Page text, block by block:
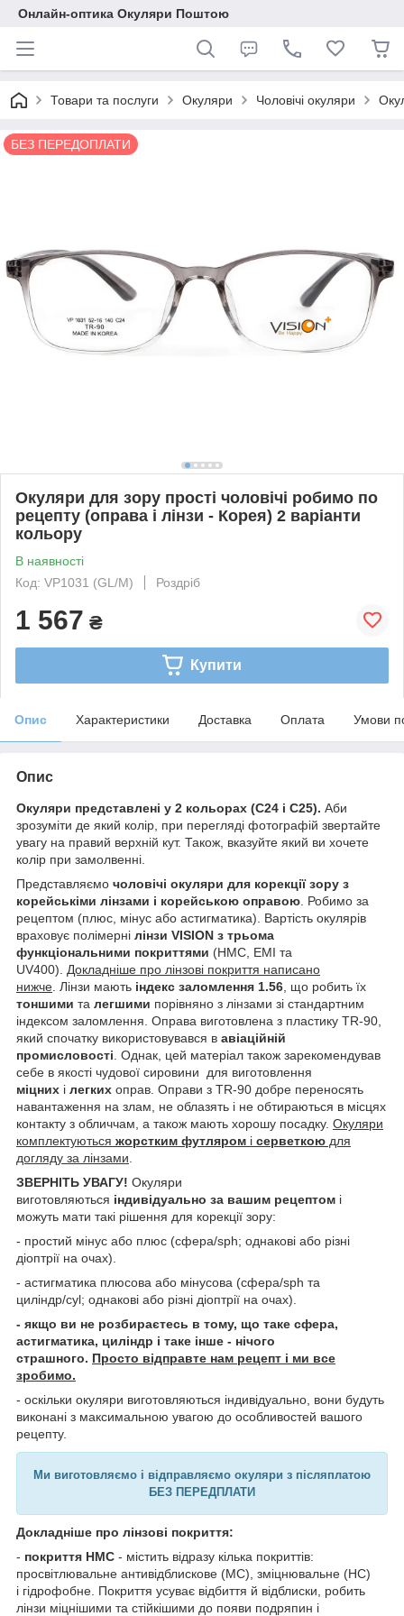
Онлайн-оптика Окуляри Поштою
Товари та послуги Окуляри Чоловічі окуляри
БЕЗ ПЕРЕДОПЛАТИ
Окуляри для зору прості чоловічі робимо по
рецепту (оправа і лінзи - Корея) 2 варіанти
кольору
В наявності
Код: VP1031 (GL/M)
Роздріб
1 567 ₴
Купити
Опис Характеристики Доставка Оплата Умови
Опис
Окуляри представлені у 2 кольорах (С24 і С25). Аби
зрозуміти де який колір, при перегляді фотографій звертайте
увагу на правий верхній кут. Також, вказуйте який ви хочете
колір при замолвенні.
Представляємо чоловічі окуляри для корекції зору з
корейськіми лінзами і корейською оправою . Робимо за
рецептом (плюс, мінус або астигматика).
Вартість окулярів
враховує полімерні лінзи VISION з трьома
функціональними покриттями (HMC, EMI та
UV400). Докладніше про лінзові покриття написано
нижче . Лінзи мають індекс заломлення 1.56 , що робить їх
тоншими та легшими порівняно з лінзами зі стандартним
індексом заломлення. Оправа виготовлена з пластику TR-90,
який спочатку використовувався в авіаційній
промисловості . Однак, цей матеріал також зарекомендував
себе в якості чудової сировини для виготовлення
міцних і легких оправ. Оправи з TR-90 добре переносять
навантаження на злам, не облазять і не обтираються в місцях
контакту з обличчам, а також мають хорошу посадку. Окуляри
комплектуються жорстким футляром і серветкою для
догляду за лінзами
ЗВЕРНІТЬ УВАГУ! Окуляри
виготовляються індивідуально за вашим рецептом і
можуть мати такі рішення для корекції зору:
- простий мінус або плюс (сфера/sph; однакові або різні
діоптрії на очах).
- астигматика плюсова або мінусова (сфера/sph та
циліндр/cyl; однакові або різні діоптрії на очах).
- якщо ви не розбираєтесь в тому, що таке сфера,
астигматика, циліндр і таке інше - нічого
страшного. Просто відправте нам рецепт і ми все
зробимо.
- оскільки окуляри виготовляються індивідуально, вони будуть
виконані з максимальною увагою до особливостей вашого
рецепту.
Ми виготовляємо і відправляємо окуляри з післяплатою
БЕЗ ПЕРЕДПЛАТИ
Докладніше про лінзові покриття:
- покриття HMC - містить відразу кілька покриттів:
просвітлювальне антивідблискове (MC), зміцнювальне (HC)
і гідрофобне. Покриття усуває відбиття й відблиски, робить
лінзи міцнішими та стійкішими до появи подряпин і